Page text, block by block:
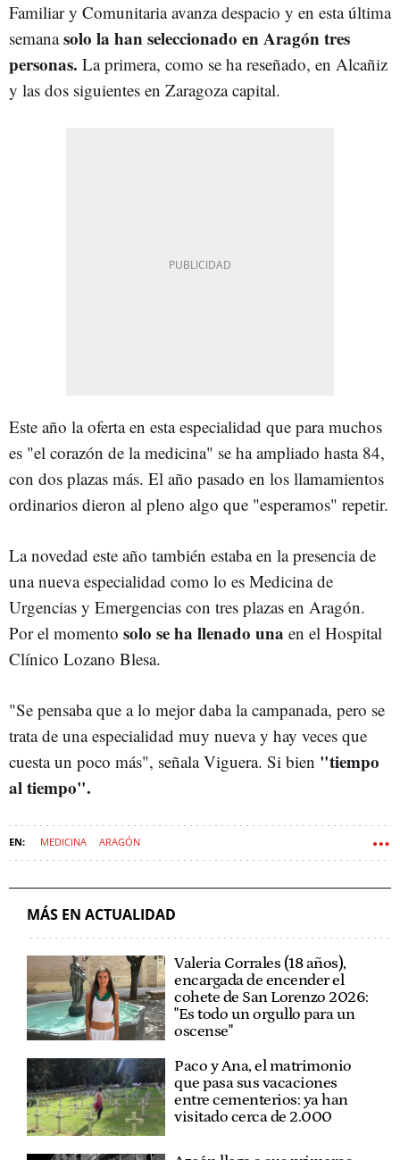
Familiar y Comunitaria avanza despacio y en esta última
semanasolo la han seleccionado en Aragón tres
personas. La primera, como se ha reseñado, en Alcañiz
y las dos siguientes en Zaragoza capital.
Este año la oferta en esta especialidad que para muchos
es "el corazón de la medicina" se ha ampliado hasta 84,
con dos plazas más. El año pasado en los llamamientos
ordinarios dieron al pleno algo que "esperamos" repetir.
La novedad este año también estaba en la presencia de
una nueva especialidad como lo es Medicina de
Urgencias y Emergencias con tres plazas en Aragón.
Por el momento solo se ha llenado una en el Hospital
Clínico Lozano Blesa.
"Se pensaba que a lo mejor daba la campanada, pero se
trata de una especialidad muy nueva y hay veces que
cuesta un poco más", señala Viguera. Si bien "tiempo
al tiempo".
MEDICINA ARAGÓN
MÁS EN ACTUALIDAD
Valeria Corrales (18 años),
encargada de encender el
cohete de San Lorenzo 2026:
"Es todo un orgullo para un
oscense"
Paco y Ana, el matrimonio
que pasa sus vacaciones
entre cementerios: ya han
visitado cerca de 2.000